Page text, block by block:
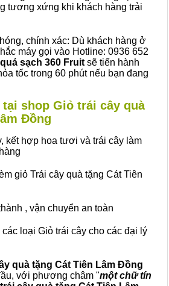
tương xứng khi khách hàng trải
chính xác: Dù khách hàng ở
máy gọi vào Hotline: 0936 652
sạch 360 Fruit sẽ tiến hành
tốc trong 60 phút nếu bạn đang
shop Giỏ trái cây quà
Đồng
kết hợp hoa tươi và trái cây làm
giỏ Trái cây quà tặng Cát Tiên
, vận chuyển an toàn
loại Giỏ trái cây cho các đại lý
quà tặng Cát Tiên Lâm Đồng
với phương châm "một chữ tín